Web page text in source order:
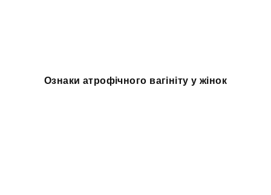
Ознаки атрофічного вагініту у жінок